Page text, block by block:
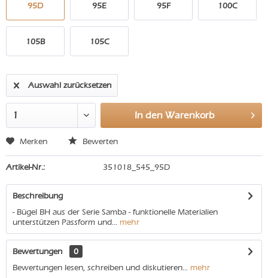
95D 95E 95F 100C
105B 105C
Auswahl zurücksetzen
In den Warenkorb
Merken Bewerten
Artikel-Nr.: 351018_545_95D
Beschreibung
- Bügel BH aus der Serie Samba - funktionelle Materialien
unterstützen Passform und... mehr
Bewertungen
0
Bewertungen lesen, schreiben und diskutieren... mehr